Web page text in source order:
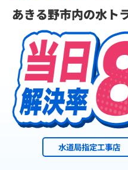
あきる野市内の水ト
水道局指定工事店